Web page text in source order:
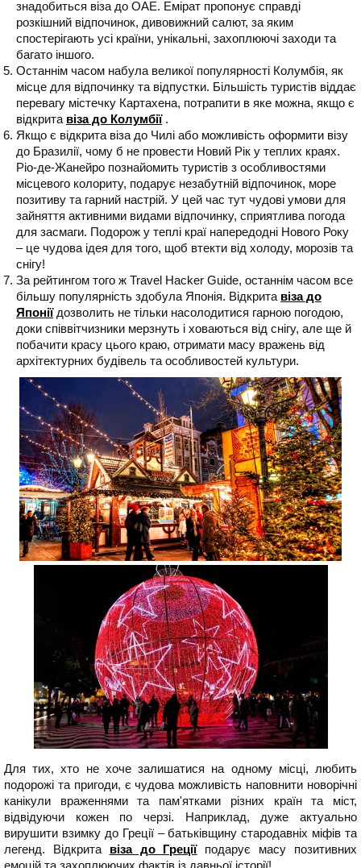
знадобиться віза до ОАЕ. Емірат пропонує справді
розкішний відпочинок, дивовижний салют, за яким
спостерігають усі країни, унікальні, захоплюючі заходи та
багато іншого.
Останнім часом набула великої популярності Колумбія, як
місце для відпочинку та відпустки. Більшість туристів віддає
перевагу містечку Картахена, потрапити в яке можна, якщо є
відкрита віза до Колумбії.
Якщо є відкрита віза до Чилі або можливість оформити візу
до Бразилії, чому б не провести Новий Рік у теплих краях.
Ріо-де-Жанейро познайомить туристів з особливостями
місцевого колориту, подарує незабутній відпочинок, море
позитиву та гарний настрій. У цей час тут чудові умови для
зайняття активними видами відпочинку, сприятлива погода
для засмаги. Подорож у теплі краї напередодні Нового Року
– це чудова ідея для того, щоб втекти від холоду, морозів та
снігу!
За рейтингом того ж Travel Hacker Guide, останнім часом все
більшу популярність здобула Японія. Відкрита віза до
Японіїдозволить не тільки насолодитися гарною погодою,
доки співвітчизники мерзнуть і ховаються від снігу, але ще й
побачити красу цього краю, отримати масу вражень від
архітектурних будівель та особливостей культури.
Для тих, хто не хоче залишатися на одному місці, любить
подорожі та пригоди, є чудова можливість наповнити новорічні
канікули враженнями та пам'ятками різних країн та міст,
відвідуючи кожен по черзі. Наприклад, дуже актуально
вирушити взимку до Греції – батьківщину стародавніх міфів та
легенд. Відкрита віза до Греціїподарує масу позитивних
емоцій та захоплюючих фактів із давньої історії!